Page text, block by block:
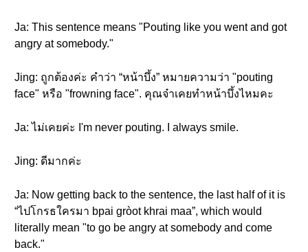
Ja: This sentence means "Pouting like you went and got
angry at somebody."
Jing: ถูกต้องค่ะ คำว่า “หน้าบึ้ง” หมายความว่า "pouting
face" หรือ "frowning face". คุณจ๋าเคยทำหน้าบึ้งไหมคะ
Ja: ไม่เคยค่ะ I'm never pouting. I always smile.
Jing: ดีมากค่ะ
Ja: Now getting back to the sentence, the last half of it is
“ไปโกรธใครมา bpai gròot khrai maa”, which would
literally mean "to go be angry at somebody and come
back."